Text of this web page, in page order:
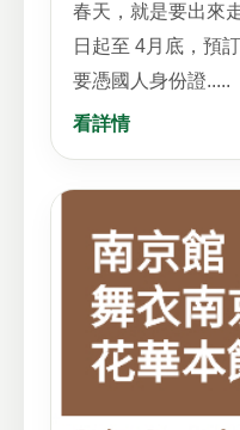
春天，就是要出來
日起至 4月底，預
要憑國人身份證.....
看詳情